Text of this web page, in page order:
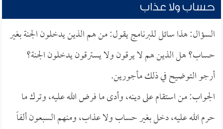
حساب ولا عذاب
السؤال: هذا سائل للبرنامج يقول: من هم الذين يدخلون الجنة بغير
حساب؟ هل الذين هم لا يرقون ولا يسترقون يدخلون الجنة؟
أرجو التوضيح في ذلك مأجورين.
الجواب: من استقام على دينه، وأدى ما فرض الله عليه، وترك ما
حرم الله عليه، دخل بغير حساب ولا عذاب، ومنهم السبعون ألفاً